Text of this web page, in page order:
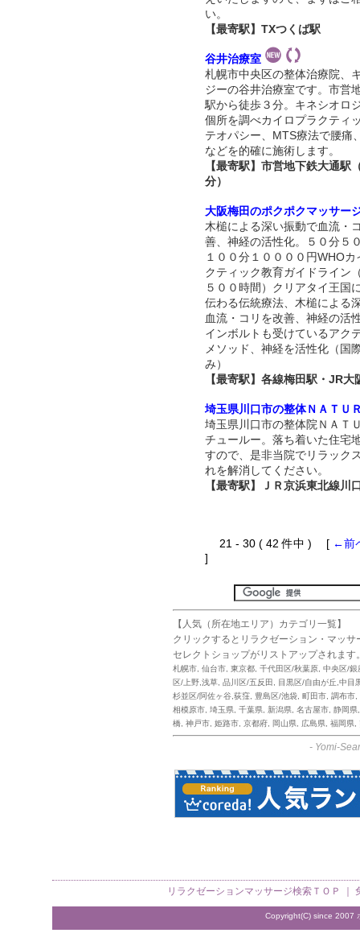
い。
【最寄駅】TXつくば駅
谷井治療室
札幌市中央区の整体治療院、
ジーの谷井治療室です。市営
駅から徒歩３分。キネシオロ
個所を調べカイロプラクティ
テオパシー、MTS療法で腰痛
などを的確に施術します。
【最寄駅】市営地下鉄大通駅
分）
大阪梅田のポクポクマッサー
木槌による深い振動で血流・
善、神経の活性化。５０分５
１００分１００００円WHOカ
クティック教育ガイドライン
５００時間）クリアタイ王国
伝わる伝統療法、木槌による
血流・コリを改善、神経の活
インボルトも受けているアク
メソッド、神経を活性化（国
み）
【最寄駅】各線梅田駅・JR大
埼玉県川口市の整体ＮＡＴＵ
埼玉県川口市の整体院ＮＡＴ
チュールー。落ち着いた住宅
すので、是非当院でリラック
れを解消してください。
【最寄駅】ＪＲ京浜東北線川
21 - 30 ( 42 件中 ) [ ←前
]
【人気（所在地エリア）カテゴリ一覧】
クリックするとリラクゼーション・マッ
セレクトショップがリストアップされます
札幌市 仙台市 東京都 千代田区/秋葉原 中央区/銀
区/上野,浅草 品川区/五反田
目黒区/自由が丘,中目
杉並区/阿佐ヶ谷,荻窪
豊島区/池袋 町田市 調布市
相模原市 埼玉県 千葉県 新潟県 名古屋市 静岡県
橋 神戸市 姫路市 京都府 岡山県 広島県 福岡県
- Yomi-
リラクゼーションマッサージ検索 ＴＯＰ ｜
Copyright(C) since 2007